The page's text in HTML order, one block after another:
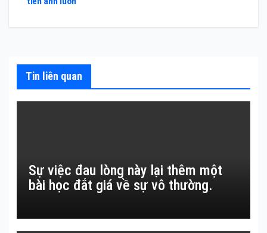
bài
Tin liên quan
Sự việc đau lòng này lại thêm một
bài học đắt giá về sự vô thường.